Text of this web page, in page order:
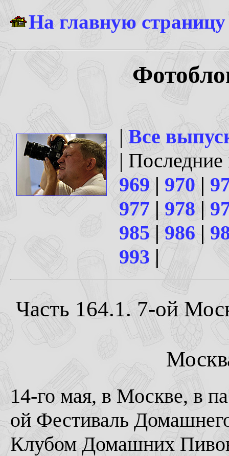
На главную
|Все
|
969| 970|
977 | 978 |
985 | 986|
993 |
Часть 164.1. 7-ой
14-го мая, в Москве, в
ой Фестиваль
Клубом Домашних